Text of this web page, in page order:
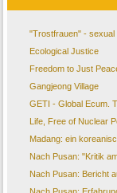
"Trostfrauen" - sexual
Ecological Justice
Freedom to Just
Gangjeong Village
GETI - Global Ecum.
Life, Free of Nuclear
Madang: ein
Nach Pusan: "Kritik
Nach Pusan: Bericht